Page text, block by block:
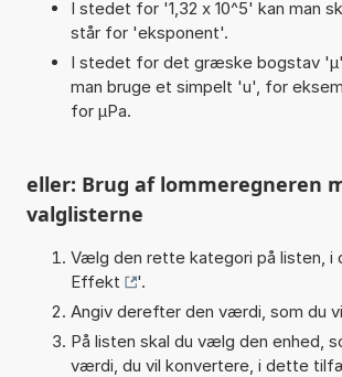
I stedet for '1,32 x 10^5' kan man
står for 'eksponent'.
I stedet for det græske bogstav
man bruge et simpelt 'u', for
for µPa.
eller: Brug af lommeregneren
valglisterne
Vælg den rette kategori på listen,
Effekt
'.
Angiv derefter den værdi, som du
På listen skal du vælg den enhed,
værdi, du vil konvertere, i dette